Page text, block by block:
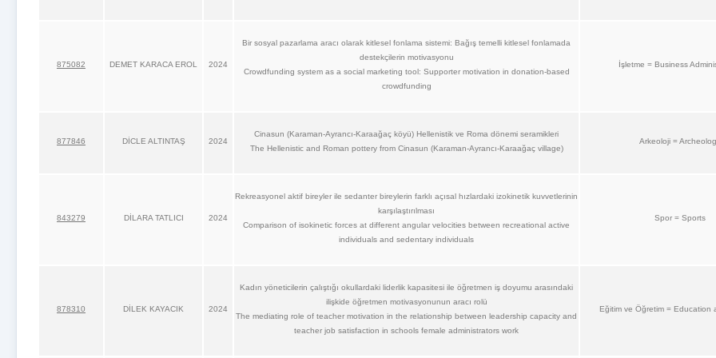
875082 DEMET KARACA EROL 2024
Bir sosyal pazarlama aracı olarak kitlesel fonlama sistemi: Bağış temelli kitlesel fonlamada
destekçilerin motivasyonu
Crowdfunding system as a social marketing tool: Supporter motivation in donation-based
crowdfunding
İşletme = Business
877846 DİCLE ALTINTAŞ 2024
Cinasun (Karaman-Ayrancı-Karaağaç köyü) Hellenistik ve Roma dönemi seramikleri
The Hellenistic and Roman pottery from Cinasun (Karaman-Ayrancı-Karaağaç village)
Arkeoloji =
843279 DİLARA TATLICI 2024
Rekreasyonel aktif bireyler ile sedanter bireylerin farklı açısal hızlardaki izokinetik kuvvetlerinin
karşılaştırılması
Comparison of isokinetic forces at different angular velocities between recreational active
individuals and sedentary individuals
Spor = Sports
878310 DİLEK KAYACIK 2024
Kadın yöneticilerin çalıştığı okullardaki liderlik kapasitesi ile öğretmen iş doyumu arasındaki
ilişkide öğretmen motivasyonunun aracı rolü
The mediating role of teacher motivation in the relationship between leadership capacity and
teacher job satisfaction in schools female administrators work
Eğitim ve Öğretim = Education